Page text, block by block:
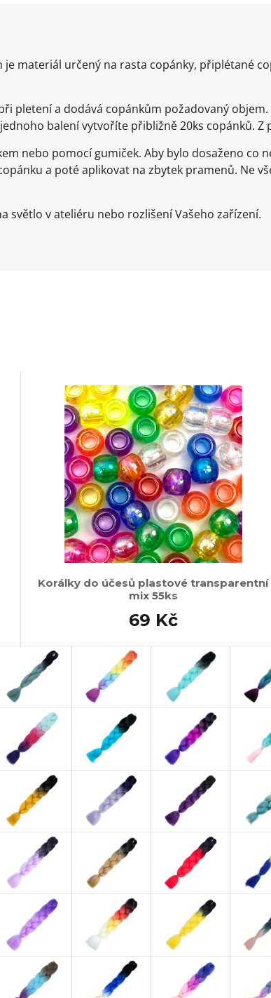
je materiál určený na rasta copánky, připlétané
pletení a dodává copánkům požadovaný objem.
balení vytvoříte přibližně 20ks copánků. Z
nebo pomocí gumiček. Aby bylo dosaženo co
a poté aplikovat na zbytek pramenů. Ne
světlo v ateliéru nebo rozlišení Vašeho zařízení.
Korálky do účesů plastové transparentní
mix 55ks
69 Kč